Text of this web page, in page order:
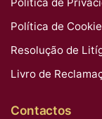
Política de
Resolução de
Livro de
Contactos